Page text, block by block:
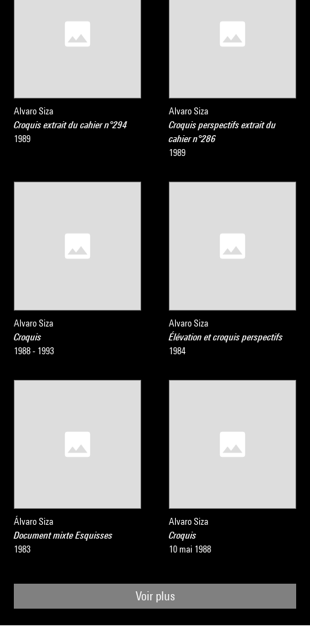
Alvaro Siza
Croquis extrait du cahier n°294
1989
Alvaro Siza
Croquis perspectifs extrait du
cahier n°286
1989
Alvaro Siza
Croquis
1988 - 1993
Alvaro Siza
Élévation et croquis perspectifs
1984
Álvaro Siza
Document mixte Esquisses
1983
Alvaro Siza
Croquis
10 mai 1988
Voir plus